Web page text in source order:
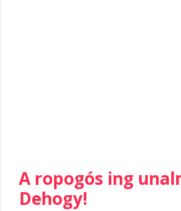
A ropogós ing
Dehogy!